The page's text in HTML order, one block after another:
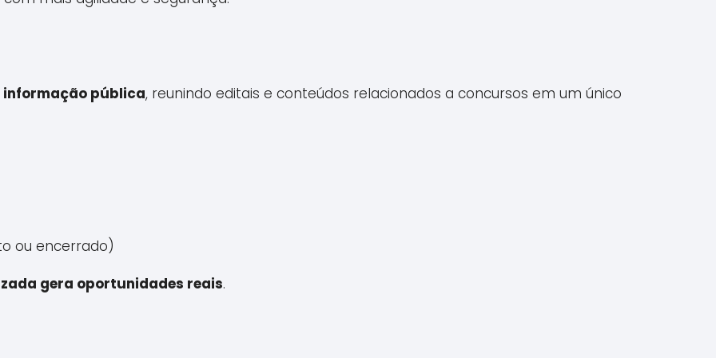
informação pública, reunindo editais e conteúdos relacionados a concursos em um único
ou encerrado)
gera oportunidades reais.